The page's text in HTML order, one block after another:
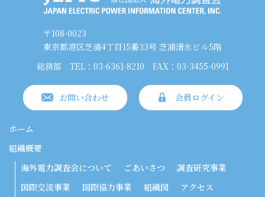
〒108-0023
東京都港区芝浦4丁目15番33号 芝浦清水ビル5階
総務部
TEL：03-6361-8210 FAX：03-3455-0991
お問い合わせ 会員ログイン
ホーム
組織概要
海外電力調査会について
ごあいさつ
調査研究事業
国際交流事業
国際協力事業 組織図
アクセス